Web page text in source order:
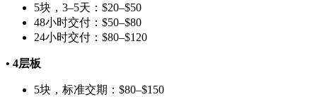
5块，3–5天：$20–$50
48小时交付：$50–$80
24小时交付：$80–$120
• 4层板
5块，标准交期：$80–$150